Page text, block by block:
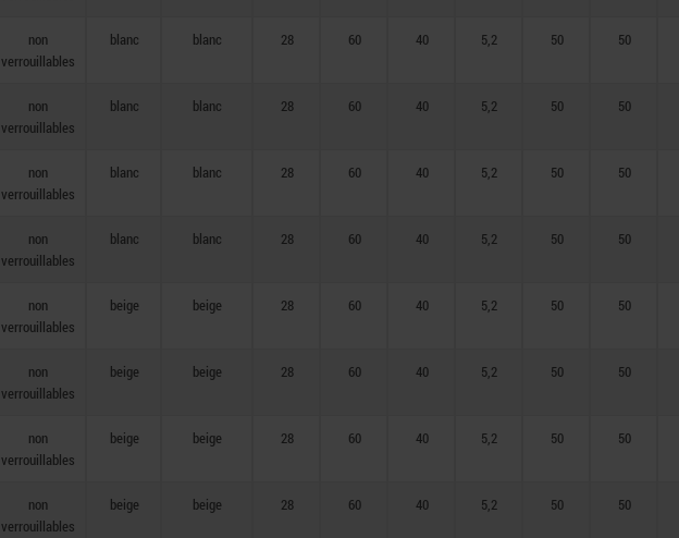
non
verrouillables
blanc blanc 28 60 40 5,2 50 50
non
verrouillables
blanc blanc 28 60 40 5,2 50 50
non
verrouillables
blanc blanc 28 60 40 5,2 50 50
non
verrouillables
blanc blanc 28 60 40 5,2 50 50
non
verrouillables
beige beige 28 60 40 5,2 50 50
non
verrouillables
beige beige 28 60 40 5,2 50 50
non
verrouillables
beige beige 28 60 40 5,2 50 50
non
verrouillables
beige beige 28 60 40 5,2 50 50